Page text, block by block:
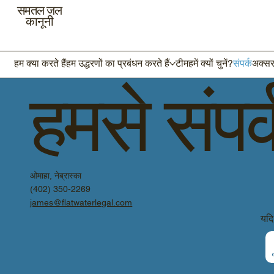
समतल जल
कानूनी
हम क्या करते हैंहम उद्धरणों का प्रबंधन करते हैं टीमहमें क्यों चुनें?संपर्क
हमसे
ओमाहा, नेब्रास्का
(402) 350-2269
james@flatwaterlegal.com